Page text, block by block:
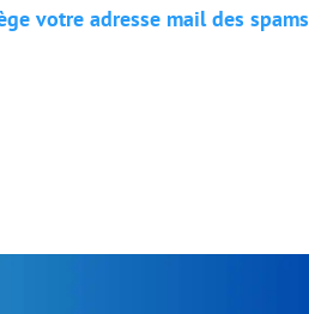
votre adresse mail des spams